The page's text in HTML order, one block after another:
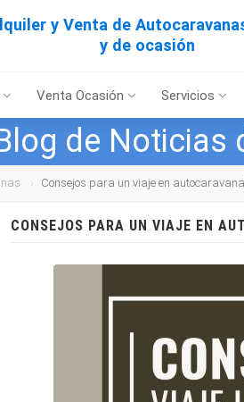
y Venta de
y de ocasión
Venta Ocasión Servicios
de Noticias
Consejos para un viaje en
CONSEJOS PARA UN VIAJE EN